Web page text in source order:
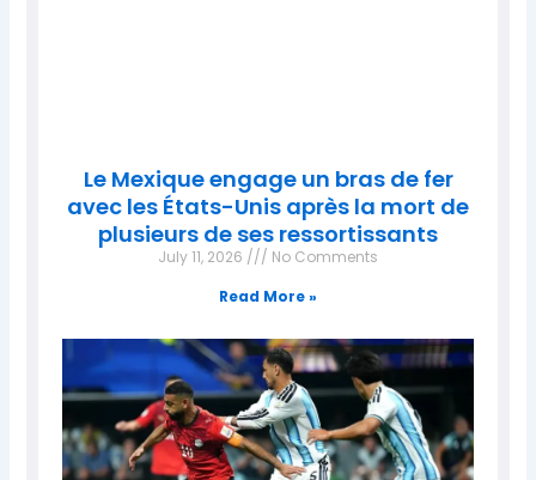
Le Mexique engage un bras de fer
avec les États-Unis après la mort de
plusieurs de ses ressortissants
July 11, 2026
No Comments
Read More »